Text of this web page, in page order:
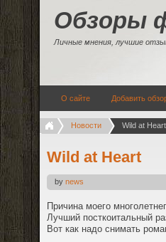
Обзоры
Личные мнения, лучшие
О сайте Добавить
Новости Wild at Heart
Wild at Heart
by news
Причина моего
Лучший посткоитальный
Вот как надо снимать